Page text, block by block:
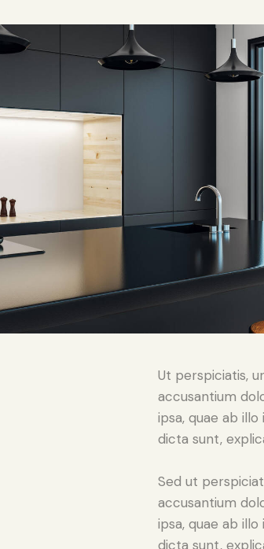
Ut perspiciatis,
accusantium
ipsa, quae ab
dicta sunt,
Sed ut
accusantium
ipsa, quae ab
dicta sunt,